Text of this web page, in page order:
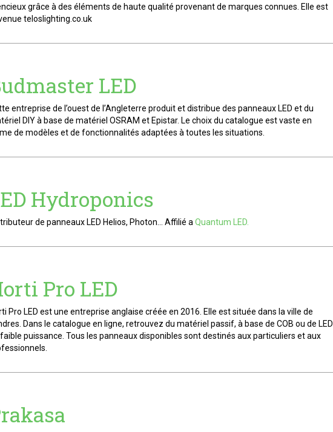
grâce à des éléments de haute qualité provenant de marques connues. Elle est
teloslighting.co.uk
LED
entreprise de l’ouest de l’Angleterre produit et distribue des panneaux LED et du
DIY à base de matériel OSRAM et Epistar. Le choix du catalogue est vaste en
de modèles et de fonctionnalités adaptées à toutes les situations.
Hydroponics
de panneaux LED Helios, Photon… Affilié a Quantum LED.
Pro LED
Pro LED est une entreprise anglaise créée en 2016. Elle est située dans la ville de
Dans le catalogue en ligne, retrouvez du matériel passif, à base de COB ou de LED
puissance. Tous les panneaux disponibles sont destinés aux particuliers et aux